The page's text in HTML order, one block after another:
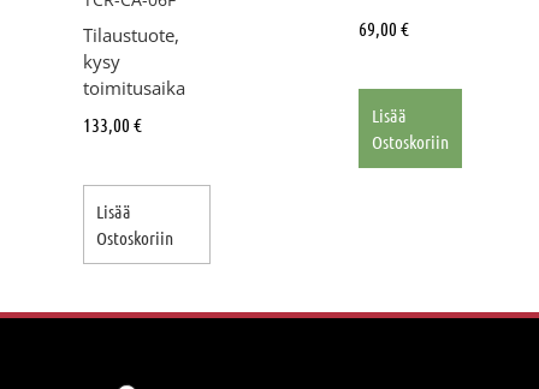
Tilaustuote,
kysy
toimitusaika
133,00 €
Lisää
Ostoskoriin
69,00 €
Lisää
Ostoskoriin